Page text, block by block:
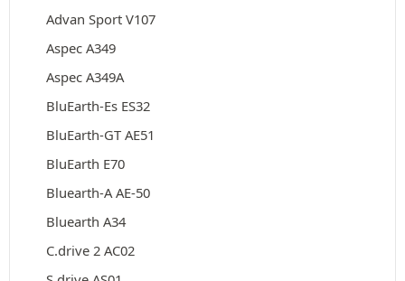
Advan Sport V107
Aspec A349
Aspec A349A
BluEarth-Es ES32
BluEarth-GT AE51
BluEarth E70
Bluearth-A AE-50
Bluearth A34
C.drive 2 AC02